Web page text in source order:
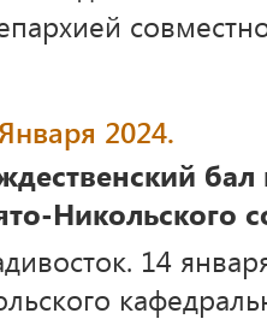
2024.
Никольского
14